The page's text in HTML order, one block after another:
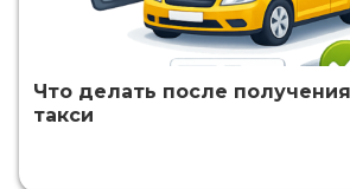
Что делать после
такси